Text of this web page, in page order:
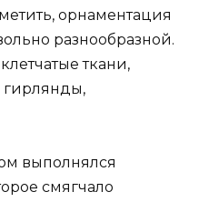
орнаментация
разнообразной.
ткани,
гирлянды,
выполнялся
смягчало